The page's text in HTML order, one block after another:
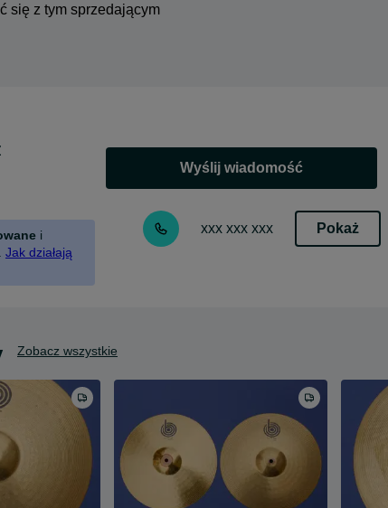
się z tym sprzedającym
i
Jak działają
Wyślij wiadomość
xxx xxx xxx Pokaż
Zobacz wszystkie